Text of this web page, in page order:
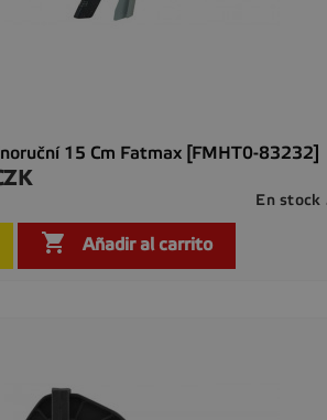
15 Cm Fatmax [FMHT0-83232]
En stock
 Añadir al carrito